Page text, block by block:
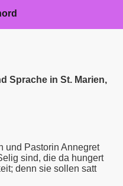
Sprache in St. Marien,
und Pastorin Annegret
sind, die da hungert
denn sie sollen satt